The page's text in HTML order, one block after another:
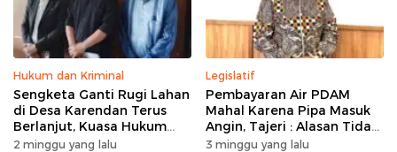
Hukum dan Kriminal
Sengketa Ganti Rugi Lahan
di Desa Karendan Terus
Berlanjut, Kuasa Hukum
Ajukan Kasasi
2 minggu yang lalu
Legislatif
Pembayaran Air PDAM
Mahal Karena Pipa Masuk
Angin, Tajeri : Alasan Tidak
Masuk Akal
3 minggu yang lalu